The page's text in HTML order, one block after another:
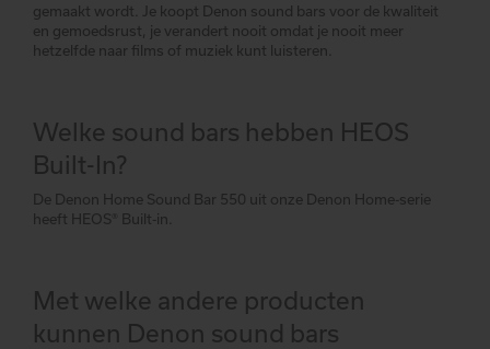
gemaakt wordt. Je koopt Denon sound bars voor de kwaliteit
en gemoedsrust, je verandert nooit omdat je nooit meer
hetzelfde naar films of muziek kunt luisteren.
Welke sound bars hebben HEOS
Built-In?
De Denon Home Sound Bar 550 uit onze Denon Home-serie
heeft HEOS® Built-in.
Met welke andere producten
kunnen Denon sound bars